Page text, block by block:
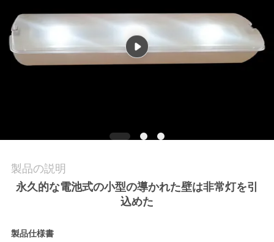
管
理
に
連
絡
製品の説明
永久的な電池式の小型の導かれた壁は非常灯を引
込めた
製品仕様書